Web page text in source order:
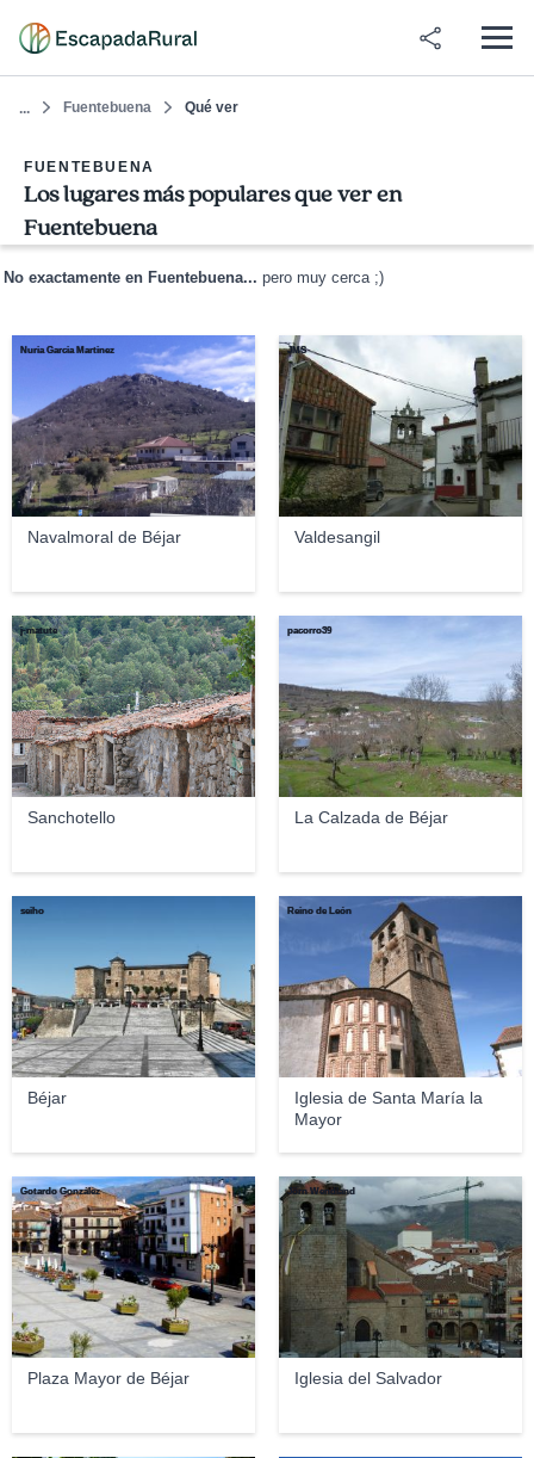
... Fuentebuena Qué ver
FUENTEBUENA
Los lugares más populares que ver en
Fuentebuena
No exactamente en Fuentebuena... pero muy cerca ;)
Navalmoral de Béjar
Nuria Garcia Martinez
Valdesangil
JMS
Sanchotello
j-matute
La Calzada de Béjar
pacorro39
Béjar
seiho
Iglesia de Santa María la
Mayor
Reino de León
Plaza Mayor de Béjar
Gotardo González
Iglesia del Salvador
Jörn Wendland